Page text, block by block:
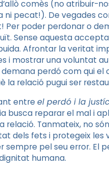
comès (no atribuir-
ni pecat!). De vegades
Per poder perdonar o
Sense aquesta
Afrontar la veritat
i mostrar una voluntat
perdó com qui el
la relació pugui ser
entre el perdó i la
busca reparar el mal i
relació. Tanmateix, no
dels fets i protegeix
pel seu error. El
humana.